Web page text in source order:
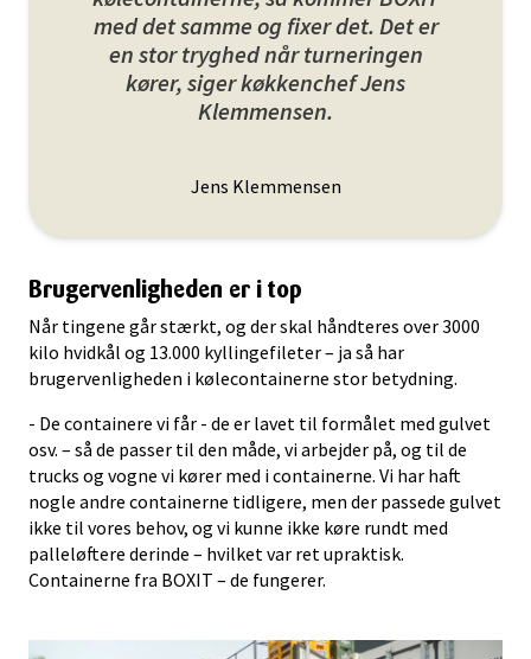
med det samme og fixer det. Det er
en stor tryghed når turneringen
kører, siger køkkenchef Jens
Klemmensen.
Jens Klemmensen
Brugervenligheden er i top
Når tingene går stærkt, og der skal håndteres over 3000
kilo hvidkål og 13.000 kyllingefileter – ja så har
brugervenligheden i kølecontainerne stor betydning.
- De containere vi får - de er lavet til formålet med gulvet
osv. – så de passer til den måde, vi arbejder på, og til de
trucks og vogne vi kører med i containerne. Vi har haft
nogle andre containerne tidligere, men der passede gulvet
ikke til vores behov, og vi kunne ikke køre rundt med
palleløftere derinde – hvilket var ret upraktisk.
Containerne fra BOXIT – de fungerer.